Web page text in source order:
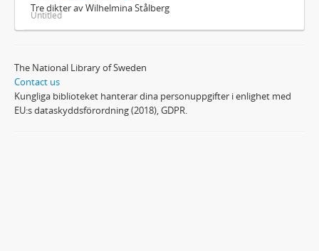
Tre dikter av Wilhelmina Stålberg
Untitled
The National Library of Sweden
Contact us
Kungliga biblioteket hanterar dina personuppgifter i enlighet med
EU:s dataskyddsförordning (2018), GDPR.